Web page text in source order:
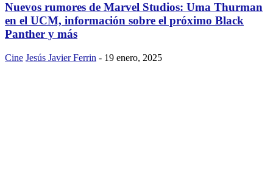
Nuevos rumores de Marvel Studios: Uma Thurman
en el UCM, información sobre el próximo Black
Panther y más
Cine Jesús Javier Ferrin - 19 enero, 2025